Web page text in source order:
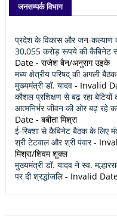
जनसम्पर्क विभाग
प्रदेश के विकास और जन-कल्याण
30,055 करोड़ रूपये की कैबिनेट
Date - राजेश बैन/अनुराग उइके
मध्य क्षेत्रीय परिषद् की अगली
मुख्यमंत्री डॉ. यादव - Invalid
कौशल प्रशिक्षण से बढ़ रहा बेटियों
आत्मनिर्भर जीवन की ओर बढ़ रहे
Date - बबीता मिश्रा
ई-रिक्शा से कैबिनेट बैठक के लिए
श्री टेटवाल और श्री पंवार-
मिश्रा/शिवम शुक्ल
मुख्यमंत्री डॉ. यादव ने स्व.
पर दी श्रद्धांजलि- Invalid